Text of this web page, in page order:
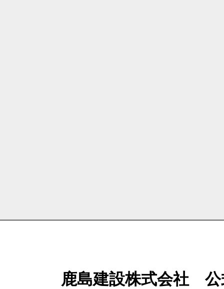
鹿島建設株式会社